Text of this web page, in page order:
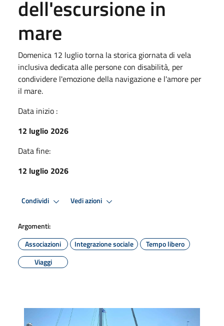
dell'escursione in
mare
Domenica 12 luglio torna la storica giornata di vela
inclusiva dedicata alle persone con disabilità, per
condividere l'emozione della navigazione e l'amore per
il mare.
Data inizio :
12 luglio 2026
Data fine:
12 luglio 2026
Condividi Vedi azioni
Argomenti:
Associazioni
Integrazione sociale
Tempo libero
Viaggi